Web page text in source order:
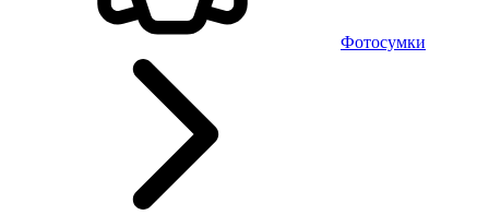
Фотосумки